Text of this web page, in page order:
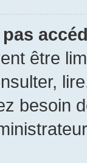
être
besoin